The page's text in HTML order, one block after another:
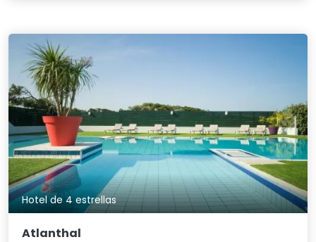
Hotel de 4 estrellas
Atlanthal